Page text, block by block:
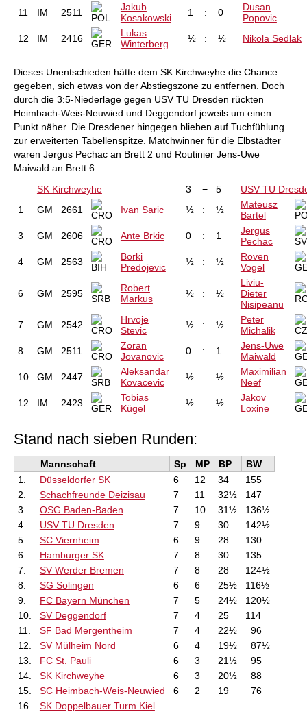
11 IM 2511
Jakub
Kosakowski
1 : 0
Dusan
Popovic
12
IM 2416
Lukas
Winterberg
½ : ½ Nikola Sedlak
Dieses Unentschieden hätte dem SK Kirchweyhe die Chance
gegeben, sich etwas von der Abstiegszone zu entfernen. Doch
durch die 3:5-Niederlage gegen USV TU Dresden rückten
Heimbach-Weis-Neuwied und Deggendorf jeweils um einen
Punkt näher. Die Dresdener hingegen blieben auf Tuchfühlung
zur erweiterten Tabellenspitze. Matchwinner für die Elbstädter
waren Jergus Pechac an Brett 2 und Routinier Jens-Uwe
Maiwald an Brett 6.
SK Kirchweyhe
3 − 5
USV TU
1
GM 2661 Ivan Saric ½ : ½
Mateusz
Bartel
3
GM 2606 Ante Brkic 0 : 1
Jergus
Pechac
4
GM 2563
Borki
Predojevic
½ : ½
Roven
Vogel
6 GM 2595
Robert
Markus
½ : ½
Liviu-
Dieter
Nisipeanu
7
GM 2542
Hrvoje
Stevic
½ : ½
Peter
Michalik
8
GM 2511
Zoran
Jovanovic
0 : 1
Jens-Uwe
Maiwald
10
GM 2447
Aleksandar
Kovacevic
½ : ½
Maximilian
Neef
12
IM 2423
Tobias
Kügel
½ : ½
Jakov
Loxine
Stand nach sieben Runden:
Mannschaft Sp MP BP
BW
1.
Düsseldorfer SK 6 12 34
155
2.
Schachfreunde Deizisau 7 11 32½
147
3.
OSG Baden-Baden 7 10 31½
136½
4.
USV TU Dresden 7 9 30
142½
5.
SC Viernheim 6 9 28
130
6.
Hamburger SK 7 8 30
135
7.
SV Werder Bremen 7 8 28
124½
8.
SG Solingen 6 6 25½
116½
9.
FC Bayern München 7 5 24½
120½
10.
SV Deggendorf 7 4 25
114
11.
SF Bad Mergentheim 7 4 22½
96
12.
SV Mülheim Nord 6 4 19½
87½
13.
FC St. Pauli 6 3 21½
95
14.
SK Kirchweyhe 6 3 20½
88
15.
SC Heimbach-Weis-Neuwied 6 2 19
76
16.
SK Doppelbauer Turm Kiel